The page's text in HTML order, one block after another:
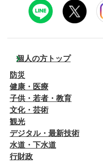
個人の方トップ
防災
健康・医療
子供・若者・教育
文化・芸術
観光
デジタル・最新技術
水道・下水道
行財政